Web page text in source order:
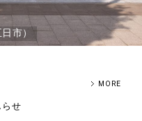
市）
MORE
らせ